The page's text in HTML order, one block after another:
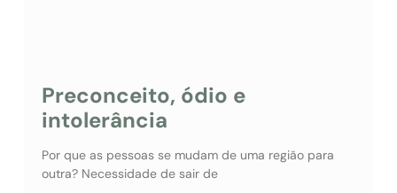
Preconceito, ódio e
intolerância
Por que as pessoas se mudam de uma região para
outra? Necessidade de sair de